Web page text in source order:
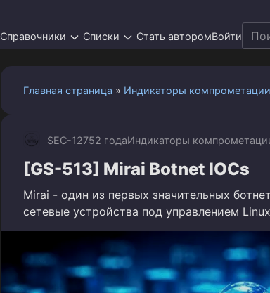
Справочники Списки Стать авторомВойти
for:
Главная страница » Индикаторы компрометации
SEC-12752 годаИндикаторы
[GS-513] Mirai Botnet IOCs
Mirai - один из первых значительных
сетевые устройства под управлением